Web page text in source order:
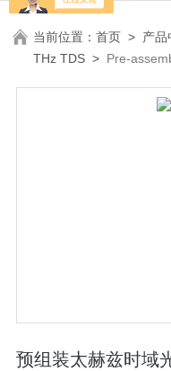
当前位置：首页 > 产品
THz TDS > Pre-
预组装太赫兹时域